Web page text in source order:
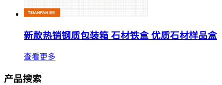
新款热销钢质包装箱 石材铁盒 优质石材样品盒
查看更多
产品搜索